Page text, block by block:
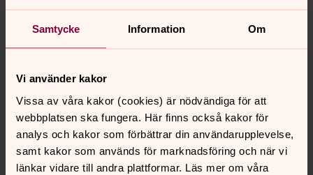
Samtycke Information Om
Vi använder kakor
Vissa av våra kakor (cookies) är nödvändiga för att
webbplatsen ska fungera. Här finns också kakor för
analys och kakor som förbättrar din användarupplevelse,
samt kakor som används för marknadsföring och när vi
länkar vidare till andra plattformar. Läs mer om våra
upp predikstolen
Predikstolen bärs upp av en staty av Moses med en stav
och lagtavlorna i sina händer. På vänster sida under
kvinnoansikte som troligen föreställer donatorns unga
hustru, Anne Hansdotter. Inklämd mellan korgens fot och
pelaren sitter ett huvud som tolkas som den Onde själv
som bekämpas av Ordet som förkunnas från
predikstolen.